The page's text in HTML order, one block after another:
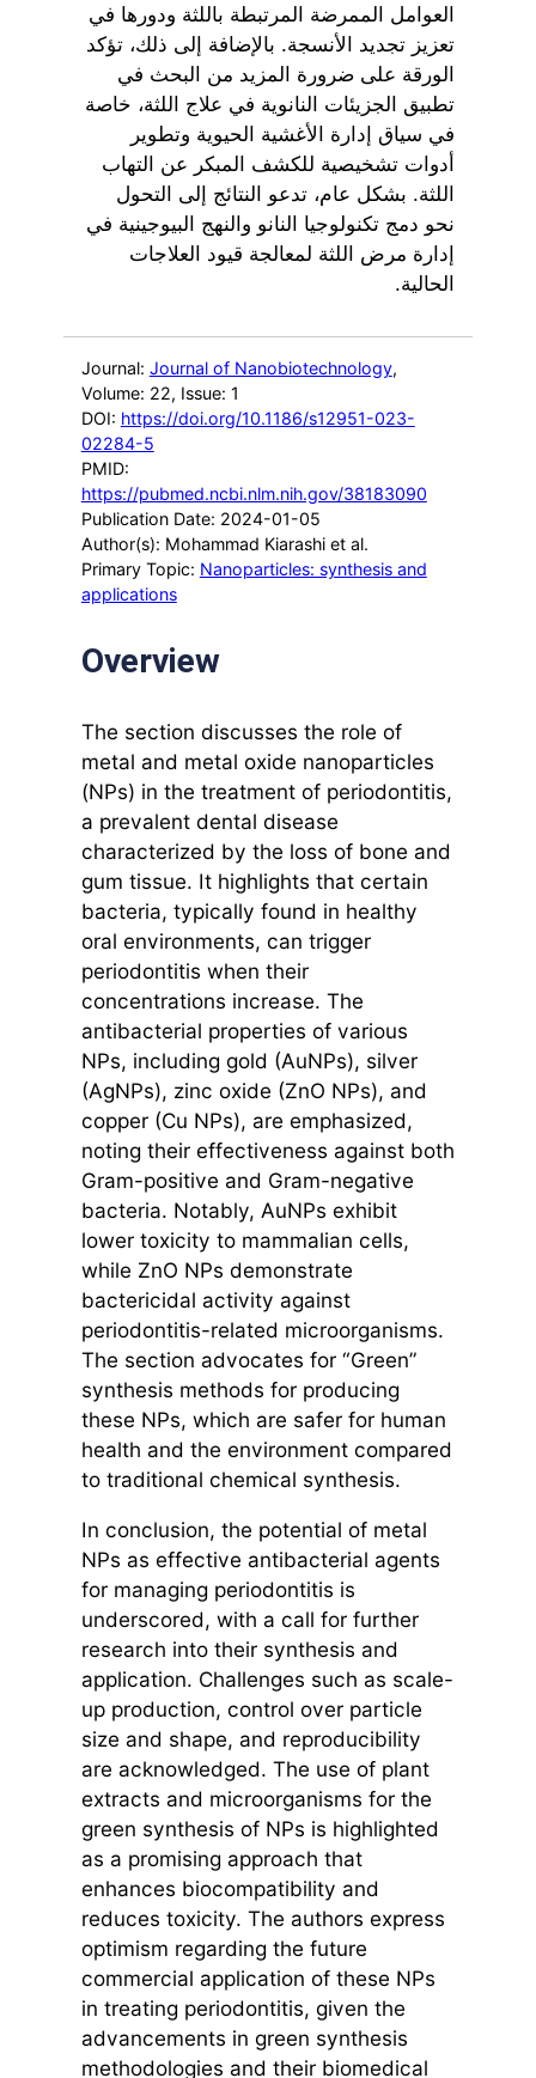
العوامل الممرضة المرتبطة باللثة ودورها في
تعزيز تجديد الأنسجة. بالإضافة إلى ذلك، تؤكد
الورقة على ضرورة المزيد من البحث في
تطبيق الجزيئات النانوية في علاج اللثة، خاصة
في سياق إدارة الأغشية الحيوية وتطوير
أدوات تشخيصية للكشف المبكر عن التهاب
اللثة. بشكل عام، تدعو النتائج إلى التحول
نحو دمج تكنولوجيا النانو والنهج البيوجينية في
إدارة مرض اللثة لمعالجة قيود العلاجات
الحالية.
Journal: Journal of Nanobiotechnology,
Volume: 22, Issue: 1
DOI: https://doi.org/10.1186/s12951-023-
02284-5
PMID:
https://pubmed.ncbi.nlm.nih.gov/38183090
Publication Date: 2024-01-05
Author(s): Mohammad Kiarashi et al.
Primary Topic: Nanoparticles: synthesis and
applications
Overview
The section discusses the role of
metal and metal oxide nanoparticles
(NPs) in the treatment of periodontitis,
a prevalent dental disease
characterized by the loss of bone and
gum tissue. It highlights that certain
bacteria, typically found in healthy
oral environments, can trigger
periodontitis when their
concentrations increase. The
antibacterial properties of various
NPs, including gold (AuNPs), silver
(AgNPs), zinc oxide (ZnO NPs), and
copper (Cu NPs), are emphasized,
noting their effectiveness against both
Gram-positive and Gram-negative
bacteria. Notably, AuNPs exhibit
lower toxicity to mammalian cells,
while ZnO NPs demonstrate
bactericidal activity against
periodontitis-related microorganisms.
The section advocates for “Green”
synthesis methods for producing
these NPs, which are safer for human
health and the environment compared
to traditional chemical synthesis.
In conclusion, the potential of metal
NPs as effective antibacterial agents
for managing periodontitis is
underscored, with a call for further
research into their synthesis and
application. Challenges such as scale-
up production, control over particle
size and shape, and reproducibility
are acknowledged. The use of plant
extracts and microorganisms for the
green synthesis of NPs is highlighted
as a promising approach that
enhances biocompatibility and
reduces toxicity. The authors express
optimism regarding the future
commercial application of these NPs
in treating periodontitis, given the
advancements in green synthesis
methodologies and their biomedical